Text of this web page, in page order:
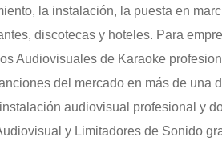
la instalación, la puesta en
discotecas y hoteles. Para
Audiovisuales de Karaoke
del mercado en más de
audiovisual profesional y
y Limitadores de Sonido